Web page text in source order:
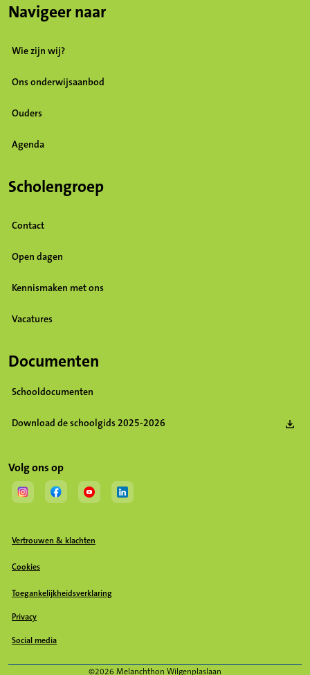
Navigeer naar
Wie zijn wij?
Ons onderwijsaanbod
Ouders
Agenda
Scholengroep
Contact
Open dagen
Kennismaken met ons
Vacatures
Documenten
Schooldocumenten
Download de schoolgids 2025-2026
(Opent in een nieuw tabblad)
Volg ons op
(Opent in een nieuw tabblad)
(Opent in een nieuw tabblad)
(Opent in een nieuw tabblad)
Vertrouwen & klachten
Cookies
Toegankelijkheidsverklaring
Privacy
Social media
©2026 Melanchthon Wilgenplaslaan